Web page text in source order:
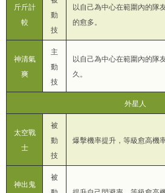
斤斤計
較
動
技
以自己為中心在範圍內的隊
的愈多。
神清氣
爽
主
動
技
以自己為中心在範圍內的隊
久。
外星人
太空戰
士
被
動
技
爆擊機率提升，等級愈高機率
神出鬼
被